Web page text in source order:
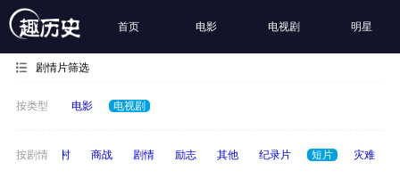
首页 电影 电视剧 明星
剧情片筛选
按类型 电影 电视剧
按剧情
历史 乡村 商战 剧情 励志 其他 纪录片 短片 灾难